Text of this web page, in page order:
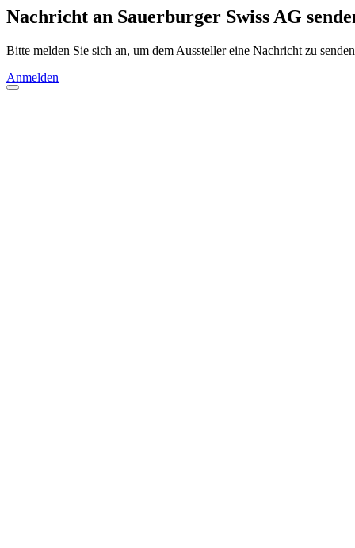
Nachricht an Sauerburger Swiss AG
Bitte melden Sie sich an, um dem Aussteller eine Nachricht zu
Anmelden